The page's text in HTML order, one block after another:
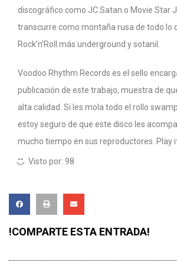
discográfico como JC Satan o Movie Star
transcurre como montaña rusa de todo lo
Rock’n’Roll más underground y sotanil.
Voodoo Rhythm Records es el sello
publicación de este trabajo, muestra de
alta calidad. Si les mola todo el rollo
estoy seguro de que este disco les
mucho tiempo en sus reproductores. Play
Visto por: 98
!COMPARTE ESTA ENTRADA!